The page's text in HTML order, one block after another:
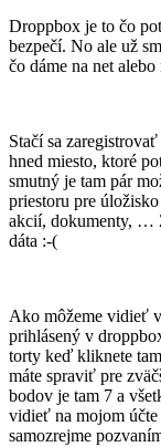
Droppbox je to čo
bezpečí. No ale už
čo dáme na net
Stačí sa
hned miesto, ktoré
smutný je tam pár
priestoru pre
akcií, dokumenty, …
dáta :-(
Ako môžeme vidieť
prihlásený v
torty keď kliknete
máte spraviť pre
bodov je tam 7 a
vidieť na mojom účte
samozrejme